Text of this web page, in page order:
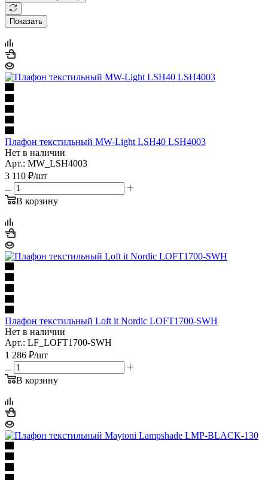
Показать
Плафон текстильный MW-Light LSH40 LSH4003
Нет в наличии
Арт.: MW_LSH4003
3 110 ₽/шт
В корзину
Плафон текстильный Loft it Nordic LOFT1700-SWH
Нет в наличии
Арт.: LF_LOFT1700-SWH
1 286 ₽/шт
В корзину